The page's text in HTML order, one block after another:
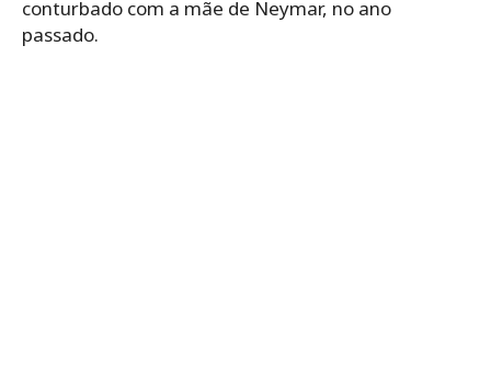
conturbado com a mãe de Neymar, no ano
passado.